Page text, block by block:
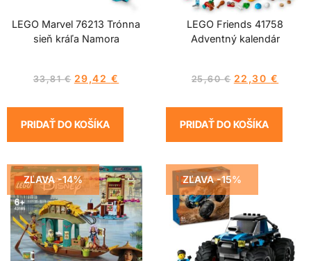
LEGO Marvel 76213 Trónna
sieň kráľa Namora
33,81€ 29,42 €
PRIDAŤ DO KOŠÍKA
LEGO Friends 41758
Adventný kalendár
25,60€ 22,30 €
PRIDAŤ DO KOŠÍKA
ZĽAVA -14% ZĽAVA -15%